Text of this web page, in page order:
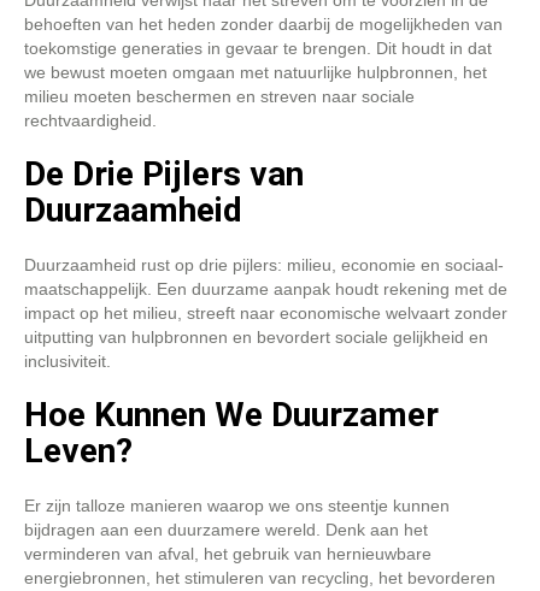
behoeften van het heden zonder daarbij de mogelijkheden van
toekomstige generaties in gevaar te brengen. Dit houdt in dat
we bewust moeten omgaan met natuurlijke hulpbronnen, het
milieu moeten beschermen en streven naar sociale
rechtvaardigheid.
De Drie Pijlers van
Duurzaamheid
Duurzaamheid rust op drie pijlers: milieu, economie en sociaal-
maatschappelijk. Een duurzame aanpak houdt rekening met de
impact op het milieu, streeft naar economische welvaart zonder
uitputting van hulpbronnen en bevordert sociale gelijkheid en
inclusiviteit.
Hoe Kunnen We Duurzamer
Leven?
Er zijn talloze manieren waarop we ons steentje kunnen
bijdragen aan een duurzamere wereld. Denk aan het
verminderen van afval, het gebruik van hernieuwbare
energiebronnen, het stimuleren van recycling, het bevorderen